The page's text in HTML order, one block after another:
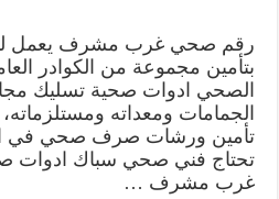
رقم صحي غرب مشرف يعمل
بتأمين مجموعة من الكوادر
الصحي ادوات صحية تسليك
الجمامات ومعداته
تأمين ورشات صرف صحي في
تحتاج فني صحي سباك ادوات
غرب مشرف …